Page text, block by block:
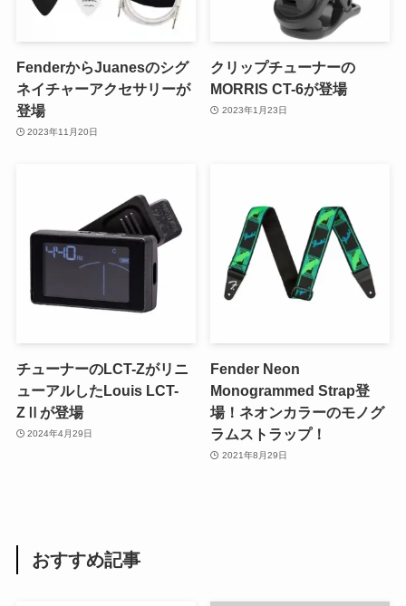
FenderからJuanesのシグ
ネイチャーアクセサリーが
登場
2023年11月20日
クリップチューナーの
MORRIS CT-6が登場
2023年1月23日
チューナーのLCT-Zがリニ
ューアルしたLouis LCT-
ZⅡが登場
2024年4月29日
Fender Neon
Monogrammed Strap登
場！ネオンカラーのモノグ
ラムストラップ！
2021年8月29日
おすすめ記事